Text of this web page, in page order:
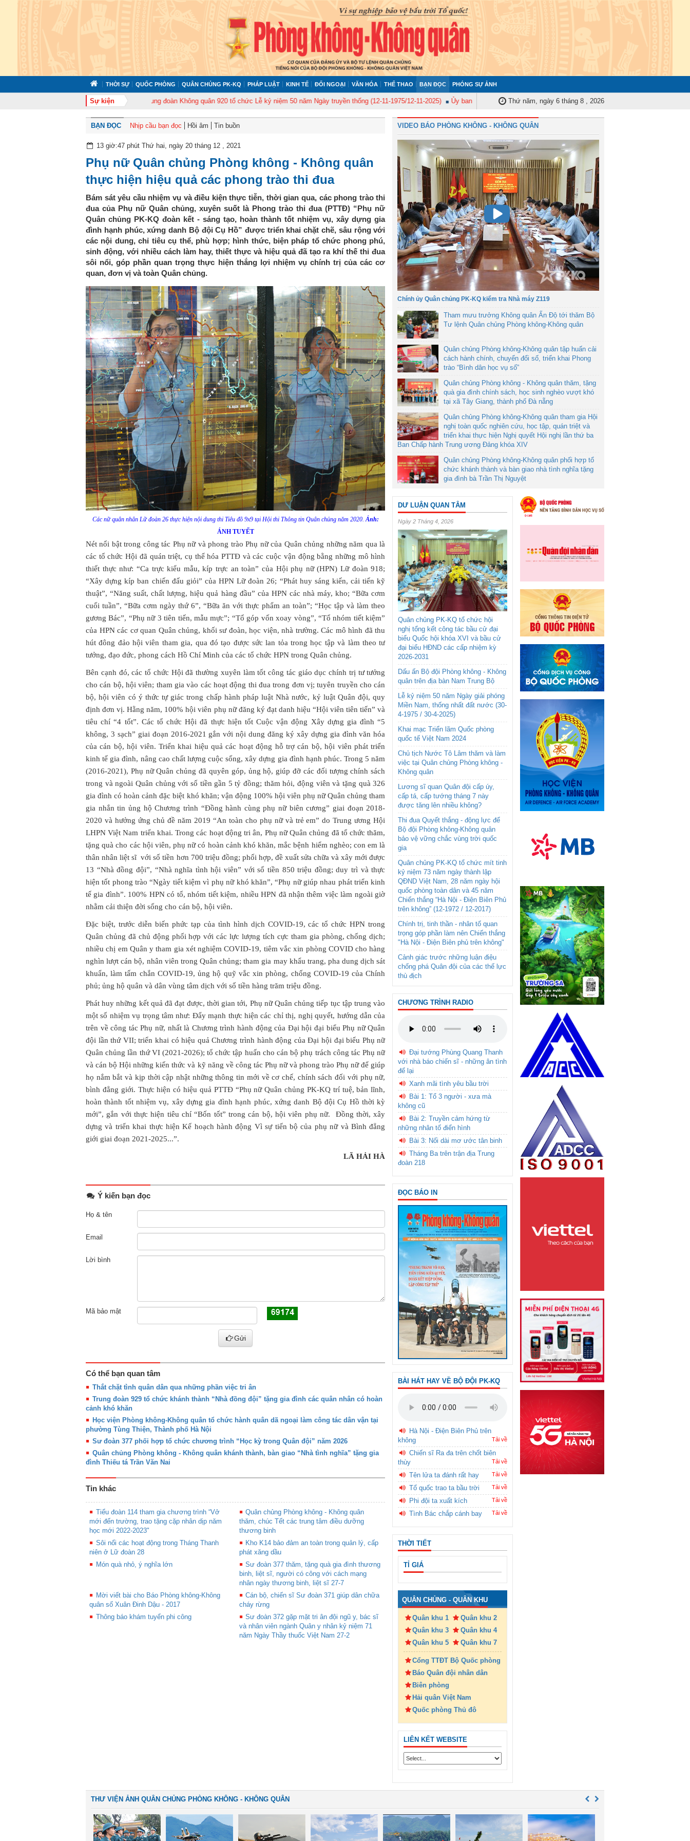
THỜI SỰ QUỐC PHÒNG QUÂN CHỦNG PK-KQ PHÁP LUẬT KINH TẾ ĐỐI NGOẠI VĂN HÓA THỂ THAO BẠN ĐỌC PHÓNG SỰ ẢNH
Sự kiện
tổ chức tập huấn cán bộ năm 2026 Trung đoàn Không quân 920 tổ chức Lễ kỷ niệm 50 năm Ngày truyền thống (12-11-1975/12-11-2025) Ủy ban Kiểm tra Quân ủy Trung ương tập huấn nghiệp vụ công tác kiểm tra, giám sát
Thứ năm, ngày 6 tháng 8 , 2026
BẠN ĐỌC Nhịp cầu bạn đọc Hồi âm Tin buồn
13 giờ:47 phút Thứ hai, ngày 20 tháng 12 , 2021
Phụ nữ Quân chủng Phòng không - Không quân
thực hiện hiệu quả các phong trào thi đua
Bám sát yêu cầu nhiệm vụ và điều kiện thực tiễn, thời gian qua, các phong trào thi
đua của Phụ nữ Quân chủng, xuyên suốt là Phong trào thi đua (PTTĐ) “Phụ nữ
Quân chủng PK-KQ đoàn kết - sáng tạo, hoàn thành tốt nhiệm vụ, xây dựng gia
đình hạnh phúc, xứng danh Bộ đội Cụ Hồ” được triển khai chặt chẽ, sâu rộng với
các nội dung, chỉ tiêu cụ thể, phù hợp; hình thức, biện pháp tổ chức phong phú,
sinh động, với nhiều cách làm hay, thiết thực và hiệu quả đã tạo ra khí thế thi đua
sôi nổi, góp phần quan trọng thực hiện thắng lợi nhiệm vụ chính trị của các cơ
quan, đơn vị và toàn Quân chủng.
Các nữ quân nhân Lữ đoàn 26 thực hiện nội dung thi Tiêu đồ 9x9 tại Hội thi Thông tin Quân chủng năm 2020.Ảnh:
ÁNH TUYẾT
Nét nổi bật trong công tác Phụ nữ và phong trào Phụ nữ của Quân chủng những năm qua là
các tổ chức Hội đã quán triệt, cụ thể hóa PTTĐ và các cuộc vận động bằng những mô hình
thiết thực như: “Ca trực kiểu mẫu, kíp trực an toàn” của Hội phụ nữ (HPN) Lữ đoàn 918;
“Xây dựng kíp ban chiến đấu giỏi” của HPN Lữ đoàn 26; “Phát huy sáng kiến, cải tiến kỹ
thuật”, “Năng suất, chất lượng, hiệu quả hàng đầu” của HPN các nhà máy, kho; “Bữa cơm
cuối tuần”, “Bữa cơm ngày thứ 6”, “Bữa ăn với thực phẩm an toàn”; “Học tập và làm theo
gương Bác”, “Phụ nữ 3 tiên tiến, mẫu mực”; “Tổ góp vốn xoay vòng”, “Tổ nhóm tiết kiệm”
của HPN các cơ quan Quân chủng, khối sư đoàn, học viện, nhà trường. Các mô hình đã thu
hút đông đảo hội viên tham gia, qua đó tạo được sức lan tỏa trong học tập và làm theo tư
tưởng, đạo đức, phong cách Hồ Chí Minh của các tổ chức HPN trong Quân chủng.
Bên cạnh đó, các tổ chức Hội đã thường xuyên làm tốt công tác giáo dục chính trị tư tưởng
cho cán bộ, hội viên; tham gia vào các hoạt động thi đua trong đơn vị; tuyên truyền cho cán
bộ, hội viên có ý thức tự giác trong chấp hành pháp luật Nhà nước, kỷ luật Quân đội, quy
định đơn vị. Hằng năm, 100% hội viên phụ nữ đăng ký đạt danh hiệu “Hội viên tiên tiến” và
tiêu chí “4 tốt”. Các tổ chức Hội đã thực hiện tốt Cuộc vận động Xây dựng gia đình “5
không, 3 sạch” giai đoạn 2016-2021 gắn với nội dung đăng ký xây dựng gia đình văn hóa
của cán bộ, hội viên. Triển khai hiệu quả các hoạt động hỗ trợ cán bộ, hội viên phát triển
kinh tế gia đình, nâng cao chất lượng cuộc sống, xây dựng gia đình hạnh phúc. Trong 5 năm
(2016-2021), Phụ nữ Quân chủng đã quyên góp, ủng hộ, giúp đỡ các đối tượng chính sách
trong và ngoài Quân chủng với số tiền gần 5 tỷ đồng; thăm hỏi, động viên và tặng quà 326
gia đình có hoàn cảnh đặc biệt khó khăn; vận động 100% hội viên phụ nữ Quân chủng tham
gia nhắn tin ủng hộ Chương trình “Đồng hành cùng phụ nữ biên cương” giai đoạn 2018-
2020 và hưởng ứng chủ đề năm 2019 “An toàn cho phụ nữ và trẻ em” do Trung ương Hội
LHPN Việt Nam triển khai. Trong các hoạt động tri ân, Phụ nữ Quân chủng đã tổ chức thăm,
tặng quà cho các hội viên, phụ nữ có hoàn cảnh khó khăn, mắc bệnh hiểm nghèo; con em là
thân nhân liệt sĩ với số tiền hơn 700 triệu đồng; phối hợp, đề xuất sửa chữa và xây mới được
13 “Nhà đồng đội”, “Nhà nghĩa tình hội viên” với số tiền 850 triệu đồng; duy trì và thực
hiện tốt phong trào “Ngày tiết kiệm vì phụ nữ khó khăn”, “Phụ nữ giúp nhau phát triển kinh
tế gia đình”. 100% HPN có tổ, nhóm tiết kiệm, nhiều HPN đã nhận thêm việc làm ngoài giờ
nhằm cải thiện đời sống cho cán bộ, hội viên.
Đặc biệt, trước diễn biến phức tạp của tình hình dịch COVID-19, các tổ chức HPN trong
Quân chủng đã chủ động phối hợp với các lực lượng tích cực tham gia phòng, chống dịch;
nhiều chị em Quân y tham gia xét nghiệm COVID-19, tiêm vắc xin phòng COVID cho hàng
nghìn lượt cán bộ, nhân viên trong Quân chủng; tham gia may khẩu trang, pha dung dịch sát
khuẩn, làm tấm chắn COVID-19, ủng hộ quỹ vắc xin phòng, chống COVID-19 của Chính
phủ; ủng hộ quân và dân vùng tâm dịch với số tiền hàng trăm triệu đồng.
Phát huy những kết quả đã đạt được, thời gian tới, Phụ nữ Quân chủng tiếp tục tập trung vào
một số nhiệm vụ trọng tâm như: Đẩy mạnh thực hiện các chỉ thị, nghị quyết, hướng dẫn của
trên về công tác Phụ nữ, nhất là Chương trình hành động của Đại hội đại biểu Phụ nữ Quân
đội lần thứ VII; triển khai có hiệu quả Chương trình hành động của Đại hội đại biểu Phụ nữ
Quân chủng lần thứ VI (2021-2026); tổ chức tập huấn cho cán bộ phụ trách công tác Phụ nữ
và cán bộ Hội những kiến thức và kỹ năng về công tác Phụ nữ và phong trào Phụ nữ để giúp
họ nắm bắt và kịp thời cập nhật những thông tin mới về cơ chế, chính sách đối với phụ nữ,
bình đẳng giới. Thực hiện có hiệu quả PTTĐ “Phụ nữ Quân chủng PK-KQ trí tuệ, bản lĩnh,
hoàn thành tốt nhiệm vụ, xây dựng gia đình hạnh phúc, xứng danh Bộ đội Cụ Hồ thời kỳ
mới”, gắn với thực hiện tiêu chí “Bốn tốt” trong cán bộ, hội viên phụ nữ. Đồng thời, xây
dựng và triển khai thực hiện Kế hoạch hành động Vì sự tiến bộ của phụ nữ và Bình đẳng
giới giai đoạn 2021-2025...”.
LÃ HẢI HÀ
Ý kiến bạn đọc
Họ & tên
Email
Lời bình
Mã bảo mật
Gửi
Có thể bạn quan tâm
Thắt chặt tình quân dân qua những phần việc tri ân
Trung đoàn 929 tổ chức khánh thành “Nhà đồng đội” tặng gia đình các quân nhân có hoàn
cảnh khó khăn
Học viện Phòng không-Không quân tổ chức hành quân dã ngoại làm công tác dân vận tại
phường Tùng Thiện, Thành phố Hà Nội
Sư đoàn 377 phối hợp tổ chức chương trình “Học kỳ trong Quân đội” năm 2026
Quân chủng Phòng không - Không quân khánh thành, bàn giao “Nhà tình nghĩa” tặng gia
đình Thiếu tá Trần Văn Nai
Tin khác
Tiểu đoàn 114 tham gia chương trình “Vở
mới đến trường, trao tặng cặp nhân dịp năm
học mới 2022-2023"
Quân chủng Phòng không - Không quân
thăm, chúc Tết các trung tâm điều dưỡng
thương binh
Sôi nổi các hoạt động trong Tháng Thanh
niên ở Lữ đoàn 28
Kho K14 bảo đảm an toàn trong quản lý, cấp
phát xăng dầu
Món quà nhỏ, ý nghĩa lớn
Sư đoàn 377 thăm, tặng quà gia đình thương
binh, liệt sĩ, người có công với cách mạng
nhân ngày thương binh, liệt sĩ 27-7
Mời viết bài cho Báo Phòng không-Không
quân số Xuân Đinh Dậu - 2017
Cán bộ, chiến sĩ Sư đoàn 371 giúp dân chữa
cháy rừng
Thông báo khám tuyển phi công
Sư đoàn 372 gặp mặt tri ân đội ngũ y, bác sĩ
và nhân viên ngành Quân y nhân kỷ niệm 71
năm Ngày Thầy thuốc Việt Nam 27-2
VIDEO BÁO PHÒNG KHÔNG - KHÔNG QUÂN
Chính ủy Quân chủng PK-KQ kiểm tra Nhà máy Z119
Tham mưu trưởng Không quân Ấn Độ tới thăm Bộ
Tư lệnh Quân chủng Phòng không-Không quân
Quân chủng Phòng không-Không quân tập huấn cải
cách hành chính, chuyển đổi số, triển khai Phong
trào “Bình dân học vụ số”
Quân chủng Phòng không - Không quân thăm, tặng
quà gia đình chính sách, học sinh nghèo vượt khó
tại xã Tây Giang, thành phố Đà nẵng
Quân chủng Phòng không-Không quân tham gia Hội
nghị toàn quốc nghiên cứu, học tập, quán triệt và
triển khai thực hiện Nghị quyết Hội nghị lần thứ ba
Ban Chấp hành Trung ương Đảng khóa XIV
Quân chủng Phòng không-Không quân phối hợp tổ
chức khánh thành và bàn giao nhà tình nghĩa tặng
gia đình bà Trần Thị Nguyệt
DƯ LUẬN QUAN TÂM
Ngày 2 Tháng 4, 2026
Quân chủng PK-KQ tổ chức hội
nghị tổng kết công tác bầu cử đại
biểu Quốc hội khóa XVI và bầu cử
đại biểu HĐND các cấp nhiệm kỳ
2026-2031
Dấu ấn Bộ đội Phòng không - Không
quân trên địa bàn Nam Trung Bộ
Lễ kỷ niệm 50 năm Ngày giải phóng
Miền Nam, thống nhất đất nước (30-
4-1975 / 30-4-2025)
Khai mạc Triển lãm Quốc phòng
quốc tế Việt Nam 2024
Chủ tịch Nước Tô Lâm thăm và làm
việc tại Quân chủng Phòng không -
Không quân
Lương sĩ quan Quân đội cấp úy,
cấp tá, cấp tướng tháng 7 này
được tăng lên nhiều không?
Thi đua Quyết thắng - động lực để
Bộ đội Phòng không-Không quân
bảo vệ vững chắc vùng trời quốc
gia
Quân chủng PK-KQ tổ chức mít tinh
kỷ niệm 73 năm ngày thành lập
QĐND Việt Nam, 28 năm ngày hội
quốc phòng toàn dân và 45 năm
Chiến thắng “Hà Nội - Điện Biên Phủ
trên không” (12-1972 / 12-2017)
Chính trị, tinh thần - nhân tố quan
trọng góp phần làm nên Chiến thắng
"Hà Nội - Điện Biên phủ trên không"
Cảnh giác trước những luận điệu
chống phá Quân đội của các thế lực
thù địch
CHƯƠNG TRÌNH RADIO
Đại tướng Phùng Quang Thanh
với nhà báo chiến sĩ - những ân tình
để lại
Xanh mãi tình yêu bầu trời
Bài 1: Tổ 3 người - xưa mà
không cũ
Bài 2: Truyền cảm hứng từ
những nhân tố điển hình
Bài 3: Nối dài mơ ước tân binh
Tháng Ba trên trận địa Trung
đoàn 218
ĐỌC BÁO IN
BÀI HÁT HAY VỀ BỘ ĐỘI PK-KQ
Hà Nội - Điện Biên Phủ trên
không
Tải về
Chiến sĩ Ra đa trên chốt biên
thùy
Tải về
Tên lửa ta đánh rất hay Tải về
Tổ quốc trao ta bầu trời Tải về
Phi đội ta xuất kích Tải về
Tình Bác chắp cánh bay Tải về
THỜI TIẾT
TỈ GIÁ
QUÂN CHỦNG - QUÂN KHU
Quân khu 1
Quân khu 2
Quân khu 3
Quân khu 4
Quân khu 5
Quân khu 7
Cổng TTĐT Bộ Quốc phòng
Báo Quân đội nhân dân
Biên phòng
Hải quân Việt Nam
Quốc phòng Thủ đô
LIÊN KẾT WEBSITE
THƯ VIỆN ẢNH QUÂN CHỦNG PHÒNG KHÔNG - KHÔNG QUÂN